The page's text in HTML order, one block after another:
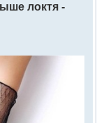
локтя -